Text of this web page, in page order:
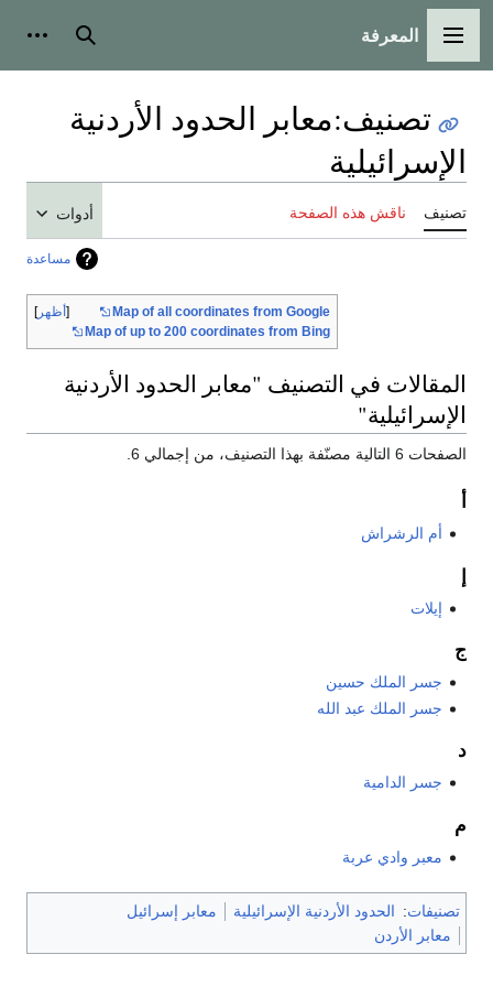
القائمة الرئيسية
المعرفة بحث
تصنيف:معابر الحدود الأردنية
الإسرائيلية
تصنيف ناقش هذه الصفحة أدوات
مساعدة
أظهر
Map of all coordinates from Google
Map of up to 200 coordinates from Bing
المقالات في التصنيف "معابر الحدود الأردنية
الإسرائيلية"
الصفحات 6 التالية مصنّفة بهذا التصنيف، من إجمالي 6.
أم الرشراش
إيلات
ج
جسر الملك حسين
جسر الملك عبد الله
د
جسر الدامية
م
معبر وادي عربة
تصنيفات: الحدود الأردنية الإسرائيلية
معابر إسرائيل
معابر الأردن